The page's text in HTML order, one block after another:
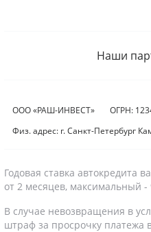
Наши
ООО «РАШ-ИНВЕСТ» ОГРН:
Физ. адрес: г. Санкт-Петербург
Годовая ставка автокредита
от 2 месяцев, максимальный
В случае невозвращения в
штраф за просрочку платежа